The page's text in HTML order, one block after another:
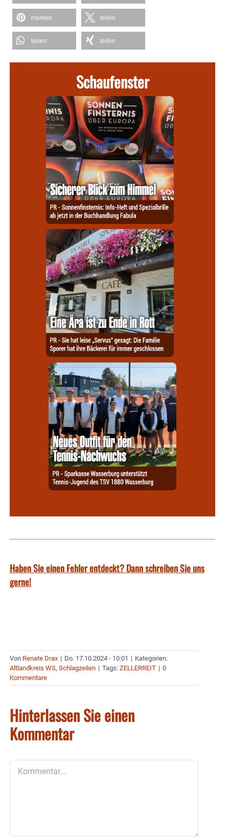
merken teilen
teilen teilen
Schaufenster
Haben Sie einen Fehler entdeckt? Dann schreiben Sie uns
gerne!
Von Renate Drax | Do. 17.10.2024 - 10:01 | Kategorien:
Altlandkreis WS, Schlagzeilen | Tags: ZELLERREIT | 0
Kommentare
Hinterlassen Sie einen
Kommentar